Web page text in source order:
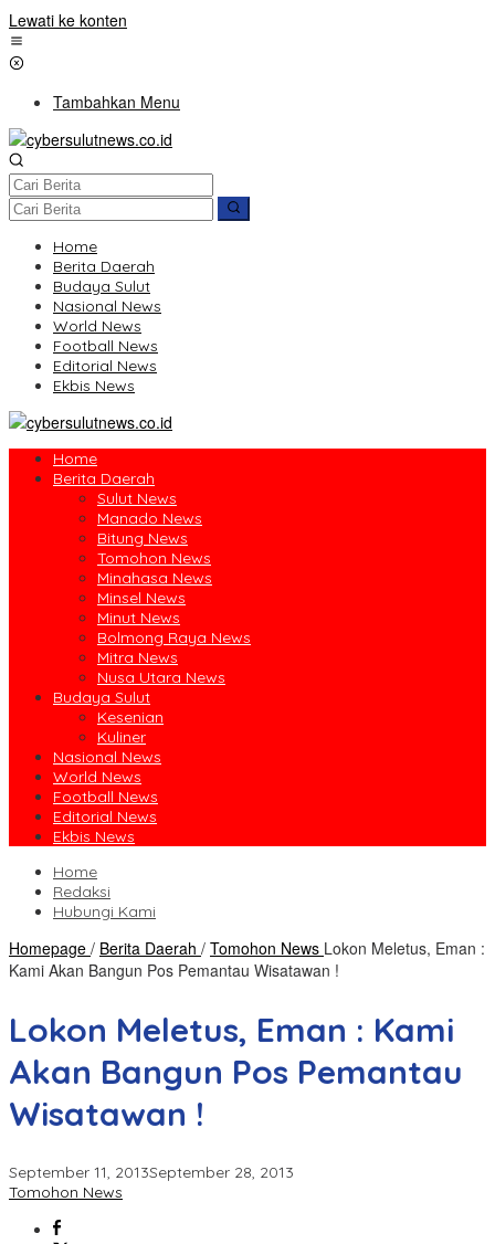
Lewati ke konten
Tambahkan Menu
Home
Berita Daerah
Budaya Sulut
Nasional News
World News
Football News
Editorial News
Ekbis News
Home
Berita Daerah
Sulut News
Manado News
Bitung News
Tomohon News
Minahasa News
Minsel News
Minut News
Bolmong Raya News
Mitra News
Nusa Utara News
Budaya Sulut
Kesenian
Kuliner
Nasional News
World News
Football News
Editorial News
Ekbis News
Home
Redaksi
Hubungi Kami
Homepage / Berita Daerah / Tomohon News Lokon Meletus, Eman :
Kami Akan Bangun Pos Pemantau Wisatawan !
Lokon Meletus, Eman : Kami
Akan Bangun Pos Pemantau
Wisatawan !
September 11, 2013September 28, 2013
Tomohon News